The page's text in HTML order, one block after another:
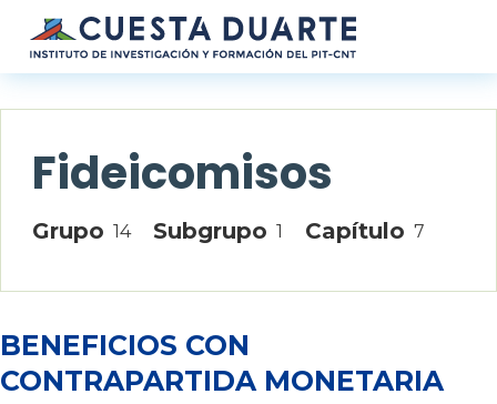
Pasar al contenido principal
Fideicomisos
Grupo 14 Subgrupo 1 Capítulo 7
BENEFICIOS CON
CONTRAPARTIDA MONETARIA